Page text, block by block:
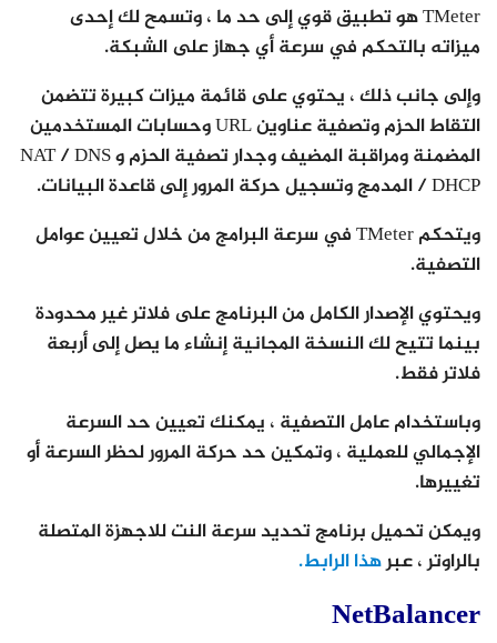
TMeter هو تطبيق قوي إلى حد ما ، وتسمح لك إحدى
ميزاته بالتحكم في سرعة أي جهاز على الشبكة.
وإلى جانب ذلك ، يحتوي على قائمة ميزات كبيرة تتضمن
التقاط الحزم وتصفية عناوين URL وحسابات المستخدمين
المضمنة ومراقبة المضيف وجدار تصفية الحزم و NAT / DNS
/ DHCP المدمج وتسجيل حركة المرور إلى قاعدة البيانات.
ويتحكم TMeter في سرعة البرامج من خلال تعيين عوامل
التصفية.
ويحتوي الإصدار الكامل من البرنامج على فلاتر غير محدودة
بينما تتيح لك النسخة المجانية إنشاء ما يصل إلى أربعة
فلاتر فقط.
وباستخدام عامل التصفية ، يمكنك تعيين حد السرعة
الإجمالي للعملية ، وتمكين حد حركة المرور لحظر السرعة أو
تغييرها.
ويمكن تحميل برنامج تحديد سرعة النت للاجهزة المتصلة
بالراوتر ، عبرهذا الرابط.
NetBalancer